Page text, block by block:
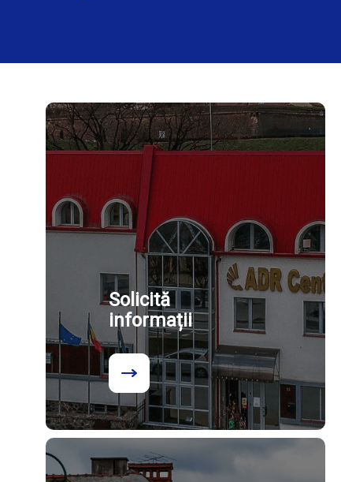
Solicită
informații